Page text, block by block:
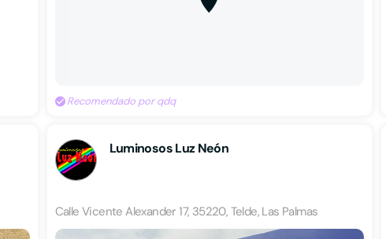
Recomendado por qdq
Luminosos Luz Neón
Calle Vicente Alexander 17, 35220, Telde, Las Palmas